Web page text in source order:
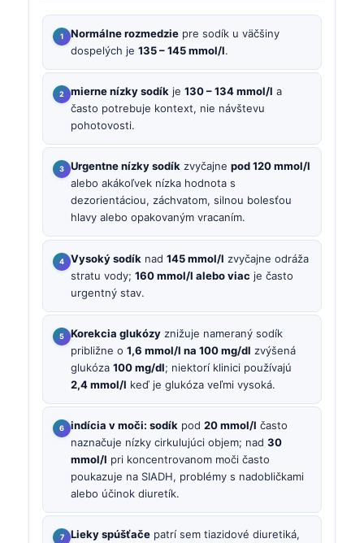
Normálne rozmedzie pre sodík u väčšiny
dospelých je 135 – 145 mmol/l.
mierne nízky sodík je 130 – 134 mmol/l a
často potrebuje kontext, nie návštevu
pohotovosti.
Urgentne nízky sodík zvyčajne pod 120 mmol/l
alebo akákoľvek nízka hodnota s
dezorientáciou, záchvatom, silnou bolesťou
hlavy alebo opakovaným vracaním.
Vysoký sodík nad 145 mmol/l zvyčajne odráža
stratu vody; 160 mmol/l alebo viac je často
urgentný stav.
Korekcia glukózy znižuje nameraný sodík
približne o 1,6 mmol/l na 100 mg/dl zvýšená
glukóza 100 mg/dl; niektorí klinici používajú
2,4 mmol/l keď je glukóza veľmi vysoká.
indícia v moči: sodík pod 20 mmol/l často
naznačuje nízky cirkulujúci objem; nad 30
mmol/l pri koncentrovanom moči často
poukazuje na SIADH, problémy s nadobličkami
alebo účinok diuretík.
Lieky spúšťače patrí sem tiazidové diuretiká,